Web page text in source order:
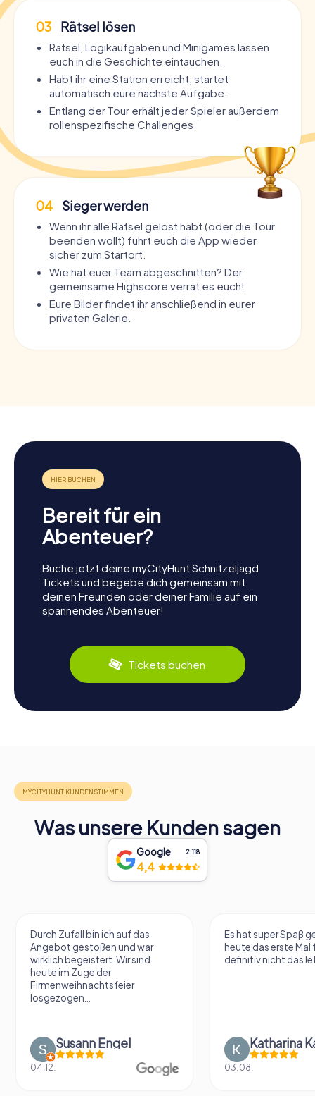
03 Rätsel lösen
Rätsel, Logikaufgaben und Minigames lassen
euch in die Geschichte eintauchen.
Habt ihr eine Station erreicht, startet
automatisch eure nächste Aufgabe.
Entlang der Tour erhält jeder Spieler außerdem
rollenspezifische Challenges.
04 Sieger werden
Wenn ihr alle Rätsel gelöst habt (oder die Tour
beenden wollt) führt euch die App wieder
sicher zum Startort.
Wie hat euer Team abgeschnitten? Der
gemeinsame Highscore verrät es euch!
Eure Bilder findet ihr anschließend in eurer
privaten Galerie.
Bereit für ein
Abenteuer?
Buche jetzt deine myCityHunt Schnitzeljagd
Tickets und begebe dich gemeinsam mit
deinen Freunden oder deiner Familie auf ein
spannendes Abenteuer!
Tickets buchen
Was unsere Kunden sagen
Google 2.118
4,4
Durch Zufall bin ich auf das
Angebot gestoßen und war
wirklich begeistert. Wir sind
heute im Zuge der
Firmenweihnachtsfeier
losgezogen...
Susann Engel
04.12.
Es hat super Spaß
heute das erste Mal
definitiv nicht das
Katharina
03.08.